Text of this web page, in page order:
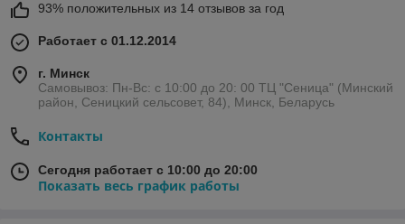
93% положительных из 14 отзывов за год
Работает с 01.12.2014
г. Минск
Самовывоз: Пн-Вс: с 10:00 до 20: 00 ТЦ "Сеница" (Минский
район, Сеницкий сельсовет, 84), Минск, Беларусь
Контакты
Сегодня работает с 10:00 до 20:00
Показать весь график работы